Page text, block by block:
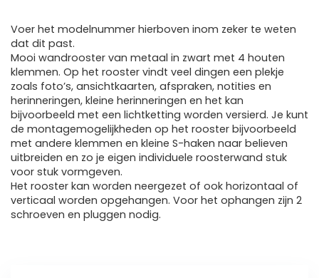
Voer het modelnummer hierboven inom zeker te weten
dat dit past.
Mooi wandrooster van metaal in zwart met 4 houten
klemmen. Op het rooster vindt veel dingen een plekje
zoals foto’s, ansichtkaarten, afspraken, notities en
herinneringen, kleine herinneringen en het kan
bijvoorbeeld met een lichtketting worden versierd. Je kunt
de montagemogelijkheden op het rooster bijvoorbeeld
met andere klemmen en kleine S-haken naar believen
uitbreiden en zo je eigen individuele roosterwand stuk
voor stuk vormgeven.
Het rooster kan worden neergezet of ook horizontaal of
verticaal worden opgehangen. Voor het ophangen zijn 2
schroeven en pluggen nodig.